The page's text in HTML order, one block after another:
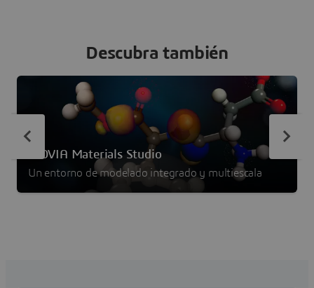
Descubra también
BIOVIA Materials Studio
Un entorno de modelado integrado y multiescala